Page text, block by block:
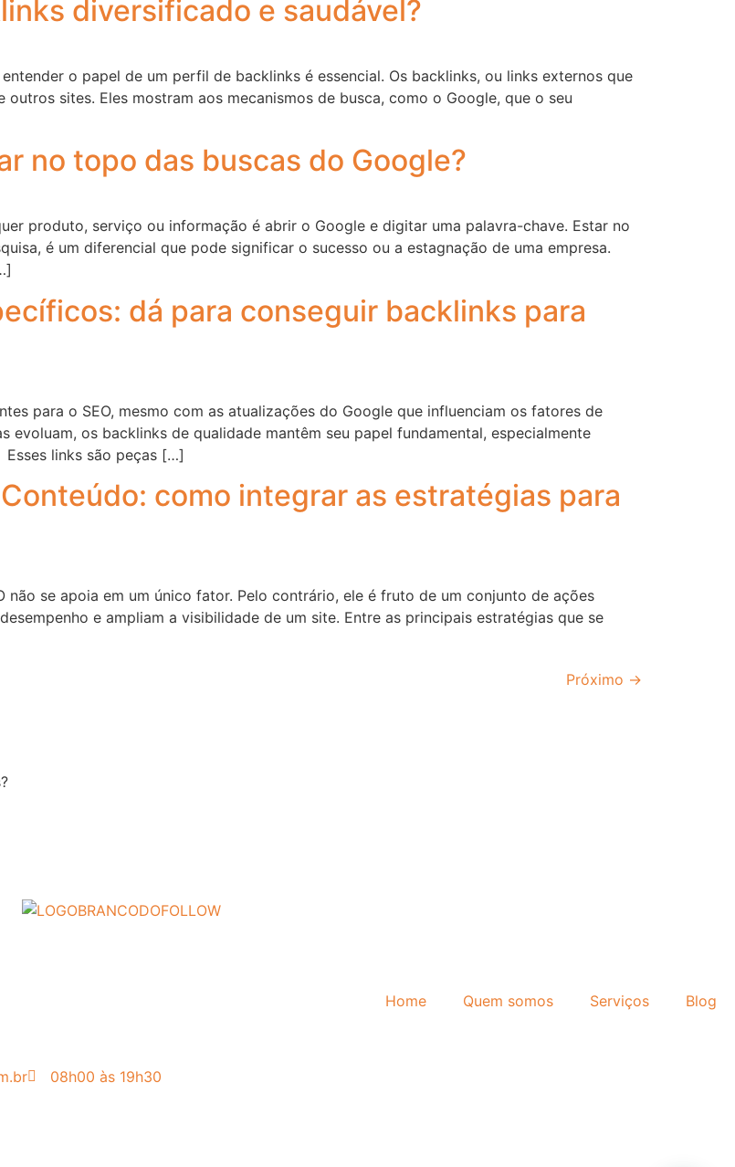
diversificado e saudável?
o papel de um perfil de backlinks é essencial. Os backlinks, ou links externos que
sites. Eles mostram aos mecanismos de busca, como o Google, que o seu
no topo das buscas do Google?
produto, serviço ou informação é abrir o Google e digitar uma palavra-chave. Estar no
é um diferencial que pode significar o sucesso ou a estagnação de uma empresa.
dá para conseguir backlinks para
para o SEO, mesmo com as atualizações do Google que influenciam os fatores de
evoluam, os backlinks de qualidade mantêm seu papel fundamental, especialmente
links são peças […]
como integrar as estratégias para
se apoia em um único fator. Pelo contrário, ele é fruto de um conjunto de ações
e ampliam a visibilidade de um site. Entre as principais estratégias que se
Próximo →
Home Quem somos Serviços Blog
08h00 às 19h30